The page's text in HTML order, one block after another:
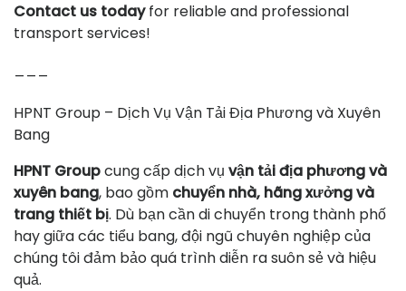
Contact us todayfor reliable and professional
transport services!
HPNT Group – Dịch Vụ Vận Tải Địa Phương và Xuyên
Bang
HPNT Groupcung cấp dịch vụ vận tải địa phương và
xuyên bang, bao gồm chuyển nhà, hãng xưởng và
trang thiết bị. Dù bạn cần di chuyển trong thành phố
hay giữa các tiểu bang, đội ngũ chuyên nghiệp của
chúng tôi đảm bảo quá trình diễn ra suôn sẻ và hiệu
quả.